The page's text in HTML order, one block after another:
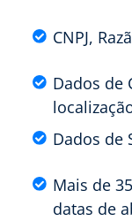
CNPJ,
Dados de
Dados de
Mais de
datas de